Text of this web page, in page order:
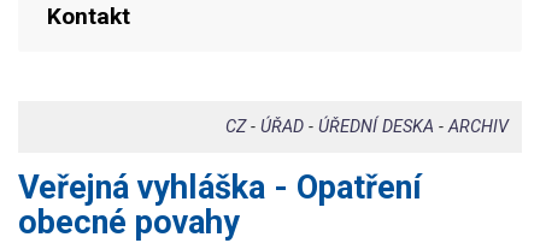
Kontakt
CZ- ÚŘAD- ÚŘEDNÍ DESKA -ARCHIV
Veřejná vyhláška - Opatření
obecné povahy